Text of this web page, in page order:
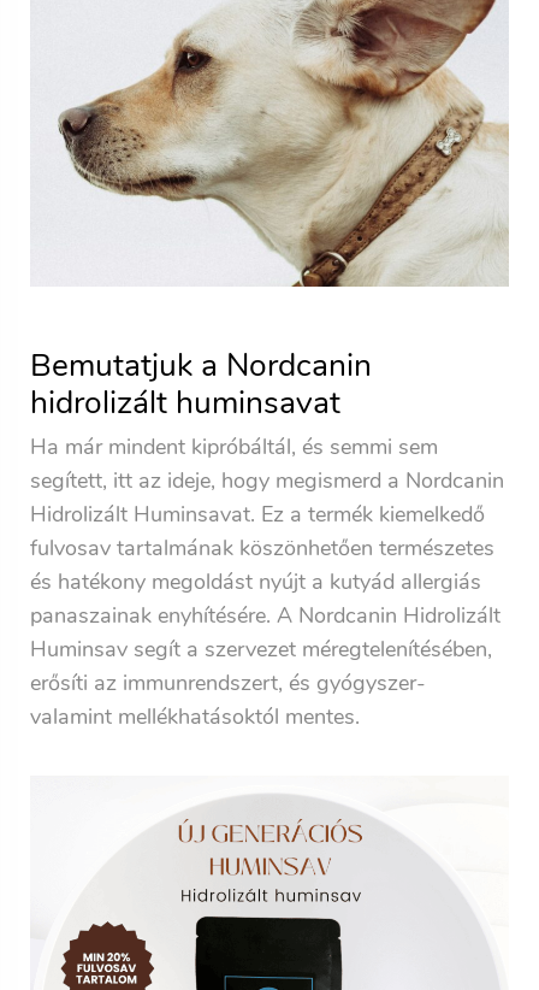
Bemutatjuk a Nordcanin
hidrolizált huminsavat
Ha már mindent kipróbáltál, és semmi sem
segített, itt az ideje, hogy megismerd a Nordcanin
Hidrolizált Huminsavat. Ez a termék kiemelkedő
fulvosav tartalmának köszönhetően természetes
és hatékony megoldást nyújt a kutyád allergiás
panaszainak enyhítésére. A Nordcanin Hidrolizált
Huminsav segít a szervezet méregtelenítésében,
erősíti az immunrendszert, és gyógyszer-
valamint mellékhatásoktól mentes.